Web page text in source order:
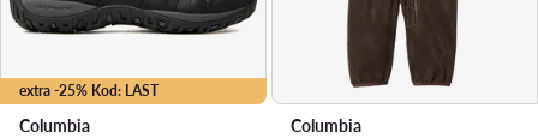
extra -25% Kod: LAST
Columbia
Columbia